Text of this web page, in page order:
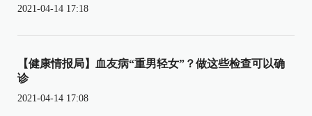
2021-04-14 17:18
【健康情报局】血友病“重男轻女”？做这些检查可以确
诊
2021-04-14 17:08